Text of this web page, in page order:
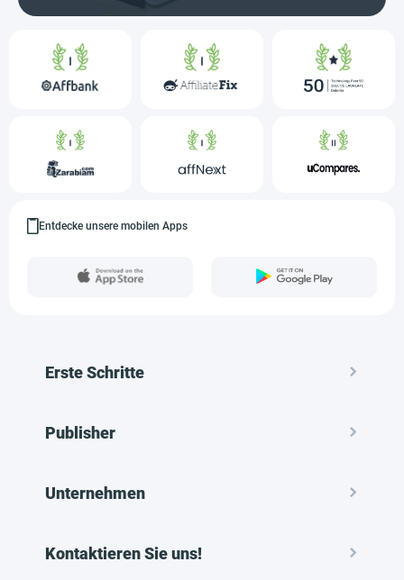
Entdecke unsere mobilen Apps
Erste Schritte
Publisher
Unternehmen
Kontaktieren Sie uns!